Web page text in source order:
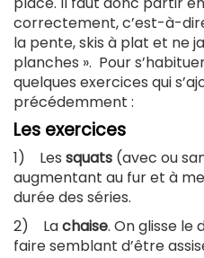
correctement, c’est-à-
la pente, skis à plat et ne
planches ». Pour
quelques exercices qui
précédemment :
Les exercices
1) Les squats (avec ou
augmentant au fur et à
durée des séries.
2) Lachaise. On glisse le
faire semblant d’être